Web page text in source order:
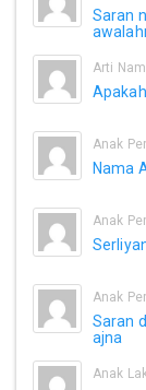
Saran
Arti
Anak
Nama
Anak
Anak
Saran
ajna
Anak